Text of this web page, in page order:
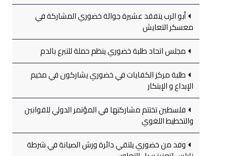
أبو الرب يتفقد عشيرة جوالة خضوري المشاركة في
معسكر التعايش
مجلس اتحاد طلبة خضوري ينظم حملة للتبرع بالدم
طلبة مركز الكفايات في خضوري يشاركون في مخيم
الإبداع و الإبتكار
فلسطين تختتم مشاركتها في المؤتمر الدولي للقوانين
والتخطيط اللغوي
وفد من خضوري يلتقي دائرة ورش الصيانة في شرطة